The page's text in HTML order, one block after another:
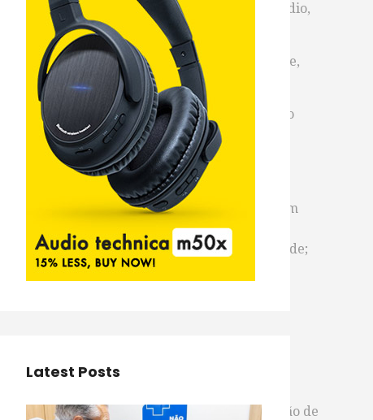
que um policial fosse até o prédio. No áudio,
que ouviram gritos pedindo por ajuda e,
corpo de Emmily passou por autópsia, mas o
a um jantar com Francisco e outros amigos em
do empresário, em uma área nobre da cidade;
nu no andar térreo;
pela polícia;
versão de suicídio
país. Elas também não acreditam na versão de
Latest Posts